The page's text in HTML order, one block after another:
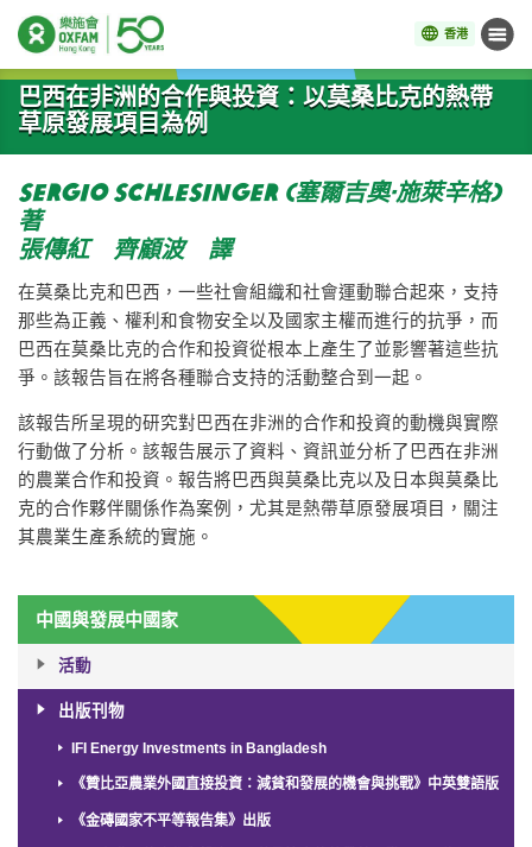
香港 目錄
開始主要內容
巴西在非洲的合作與投資：以莫桑比克的熱帶
草原發展項目為例
中國與發展中國家
活動
出版刊物
IFI Energy Investments in Bangladesh
《贊比亞農業外國直接投資：減貧和發展的機會與挑戰》中英雙語版
《金磚國家不平等報告集》出版
Sergio Schlesinger (塞爾吉奧·施萊辛格)
著
張傳紅 齊顧波 譯
在莫桑比克和巴西，一些社會組織和社會運動聯合起來，支持
那些為正義、權利和食物安全以及國家主權而進行的抗爭，而
巴西在莫桑比克的合作和投資從根本上產生了並影響著這些抗
爭。該報告旨在將各種聯合支持的活動整合到一起。
該報告所呈現的研究對巴西在非洲的合作和投資的動機與實際
行動做了分析。該報告展示了資料、資訊並分析了巴西在非洲
的農業合作和投資。報告將巴西與莫桑比克以及日本與莫桑比
克的合作夥伴關係作為案例，尤其是熱帶草原發展項目，關注
其農業生產系統的實施。